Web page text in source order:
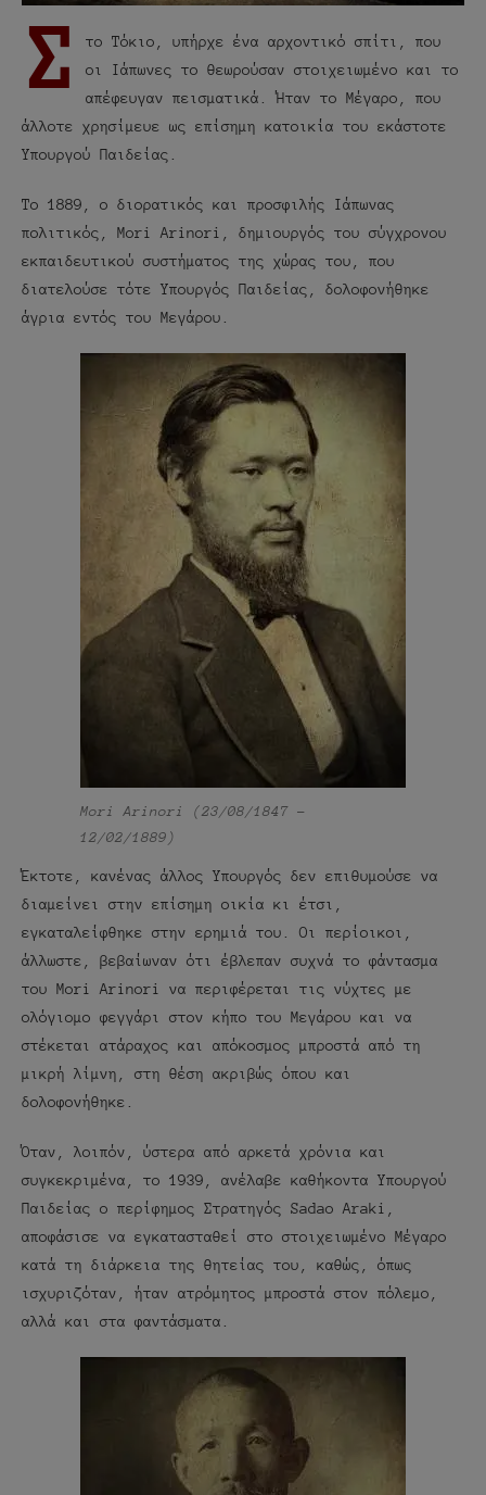
Σ
το Τόκιο, υπήρχε ένα αρχοντικό σπίτι, που
οι Ιάπωνες το θεωρούσαν στοιχειωμένο και το
απέφευγαν πεισματικά. Ήταν το Μέγαρο, που
άλλοτε χρησίμευε ως επίσημη κατοικία του εκάστοτε
Υπουργού Παιδείας.
Το 1889, ο διορατικός και προσφιλής Ιάπωνας
πολιτικός, Mori Arinori, δημιουργός του σύγχρονου
εκπαιδευτικού συστήματος της χώρας του, που
διατελούσε τότε Υπουργός Παιδείας, δολοφονήθηκε
άγρια εντός του Μεγάρου.
Mori Arinori (23/08/1847 –
12/02/1889)
Έκτοτε, κανένας άλλος Υπουργός δεν επιθυμούσε να
διαμείνει στην επίσημη οικία κι έτσι,
εγκαταλείφθηκε στην ερημιά του. Οι περίοικοι,
άλλωστε, βεβαίωναν ότι έβλεπαν συχνά το φάντασμα
του Mori Arinori να περιφέρεται τις νύχτες με
ολόγιομο φεγγάρι στον κήπο του Μεγάρου και να
στέκεται ατάραχος και απόκοσμος μπροστά από τη
μικρή λίμνη, στη θέση ακριβώς όπου και
δολοφονήθηκε.
Όταν, λοιπόν, ύστερα από αρκετά χρόνια και
συγκεκριμένα, το 1939, ανέλαβε καθήκοντα Υπουργού
Παιδείας ο περίφημος Στρατηγός Sadao Araki,
αποφάσισε να εγκατασταθεί στο στοιχειωμένο Μέγαρο
κατά τη διάρκεια της θητείας του, καθώς, όπως
ισχυριζόταν, ήταν ατρόμητος μπροστά στον πόλεμο,
αλλά και στα φαντάσματα.